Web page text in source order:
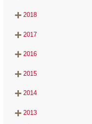
2018
2017
2016
2015
2014
2013